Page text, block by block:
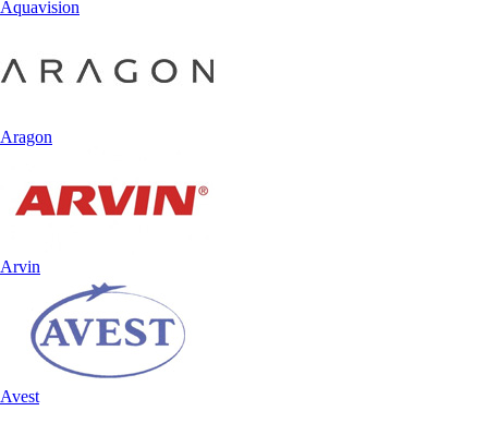
Aquavision
Aragon
Arvin
Avest